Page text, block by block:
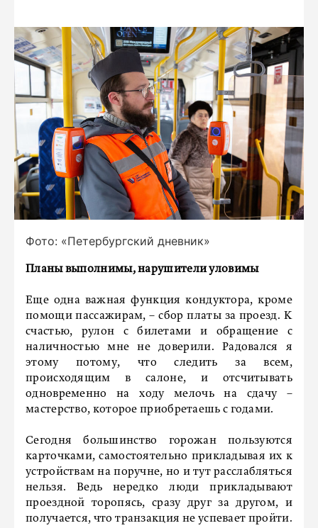
Фото: «Петербургский дневник»
Планы выполнимы, нарушители уловимы
Еще одна важная функция кондуктора, кроме
помощи пассажирам, – сбор платы за проезд. К
счастью, рулон с билетами и обращение с
наличностью мне не доверили. Радовался я
этому потому, что следить за всем,
происходящим в салоне, и отсчитывать
одновременно на ходу мелочь на сдачу –
мастерство, которое приобретаешь с годами.
Сегодня большинство горожан пользуются
карточками, самостоятельно прикладывая их к
устройствам на поручне, но и тут расслабляться
нельзя. Ведь нередко люди прикладывают
проездной торопясь, сразу друг за другом, и
получается, что транзакция не успевает пройти.